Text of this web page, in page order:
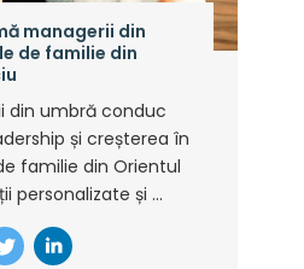
managerii din
de familie din
din umbră conduc
și creșterea în
familie din Orientul
personalizate și ...